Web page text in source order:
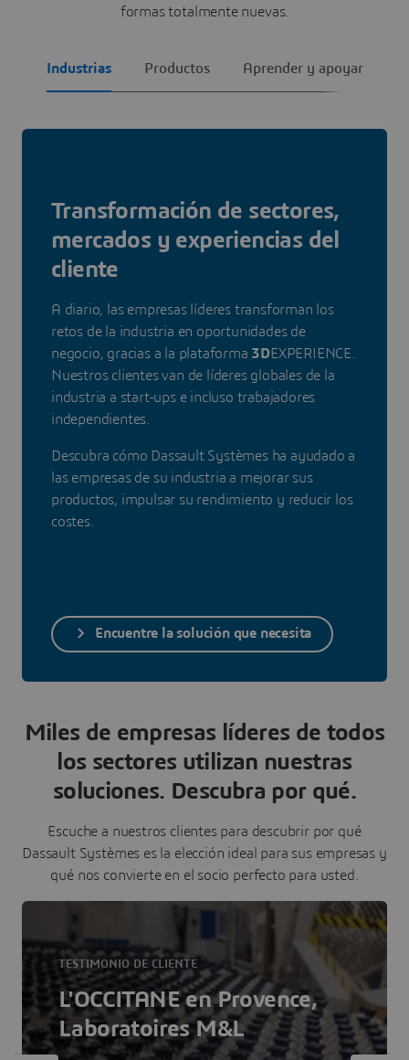
formas totalmente nuevas.
Industrias Productos Aprender y apoyar
Transformación de sectores,
mercados y experiencias del
cliente
A diario, las empresas líderes transforman los
retos de la industria en oportunidades de
negocio, gracias a la plataforma 3DEXPERIENCE.
Nuestros clientes van de líderes globales de la
industria a start-ups e incluso trabajadores
independientes.
Descubra cómo Dassault Systèmes ha ayudado a
las empresas de su industria a mejorar sus
productos, impulsar su rendimiento y reducir los
costes.
Encuentre la solución que necesita
Miles de empresas líderes de todos
los sectores utilizan nuestras
soluciones. Descubra por qué.
Escuche a nuestros clientes para descubrir por qué
Dassault Systèmes es la elección ideal para sus empresas y
qué nos convierte en el socio perfecto para usted.
TESTIMONIO DE CLIENTE
L'OCCITANE en Provence,
Laboratoires M&L